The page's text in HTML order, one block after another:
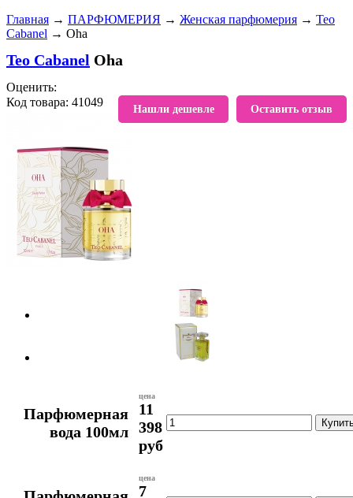
Главная → ПАРФЮМЕРИЯ → Женская парфюмерия → Teo
Cabanel → Oha
Teo Cabanel Oha
Оставить отзыв
Нашли дешевле
Оценить:
Код товара: 41049
В избранное
Парфюмерная
вода 100мл
цена
11
398
руб
цена
7